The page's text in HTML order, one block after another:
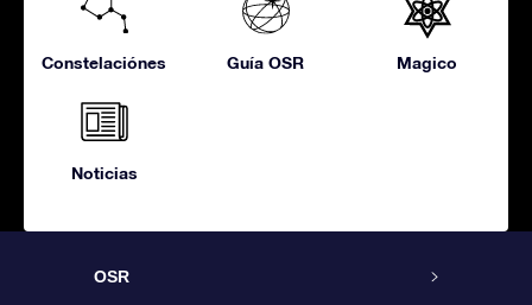
Constelaciónes Guía OSR Magico
Noticias
OSR